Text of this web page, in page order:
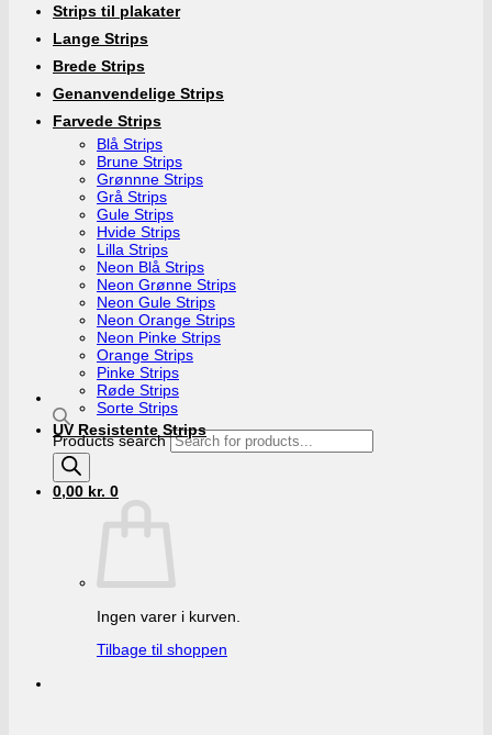
Products search
0,00 kr. 0
Ingen varer i kurven.
Tilbage til shoppen
Strips til plakater
Lange Strips
Brede Strips
Genanvendelige Strips
Farvede Strips
Blå Strips
Brune Strips
Grønnne Strips
Grå Strips
Gule Strips
Hvide Strips
Lilla Strips
Neon Blå Strips
Neon Grønne Strips
Neon Gule Strips
Neon Orange Strips
Neon Pinke Strips
Orange Strips
Pinke Strips
Røde Strips
Sorte Strips
UV Resistente Strips